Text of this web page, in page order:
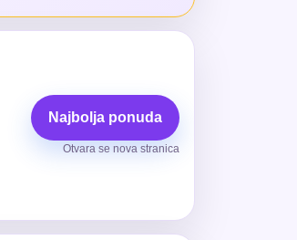
Najbolja ponuda
Otvara se nova stranica